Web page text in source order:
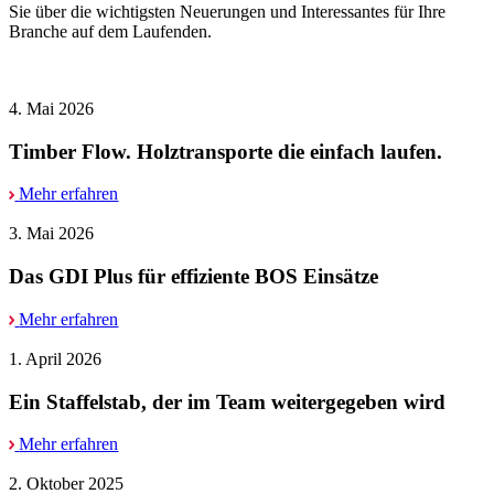
Sie über die wichtigsten Neuerungen und Interessantes für Ihre
Branche auf dem Laufenden.
4. Mai 2026
Timber Flow. Holztransporte die einfach laufen.
Mehr erfahren
3. Mai 2026
Das GDI Plus für effiziente BOS Einsätze
Mehr erfahren
1. April 2026
Ein Staffelstab, der im Team weitergegeben wird
Mehr erfahren
2. Oktober 2025